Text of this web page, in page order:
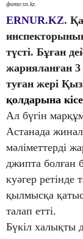
фото:sn.kz.
ERNUR.KZ.
түсті. Бұған
жарияланған
туған жері
қолдарына
Ал бүгін
Астанада
мәліметтерді
джипта болған
куәгер
қылмысқа
талап етті.
Бүкіл халықты